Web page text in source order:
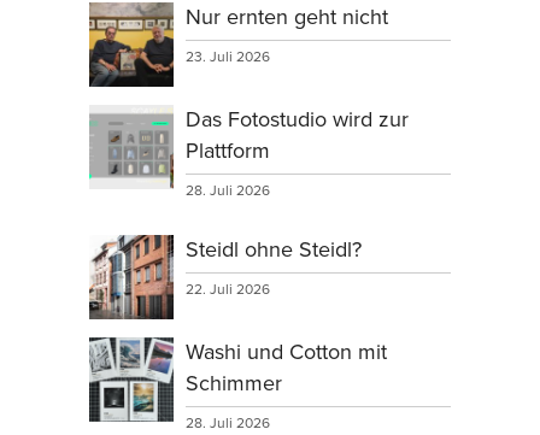
Nur ernten geht nicht
23. Juli 2026
Das Fotostudio wird zur
Plattform
28. Juli 2026
Steidl ohne Steidl?
22. Juli 2026
Washi und Cotton mit
Schimmer
28. Juli 2026